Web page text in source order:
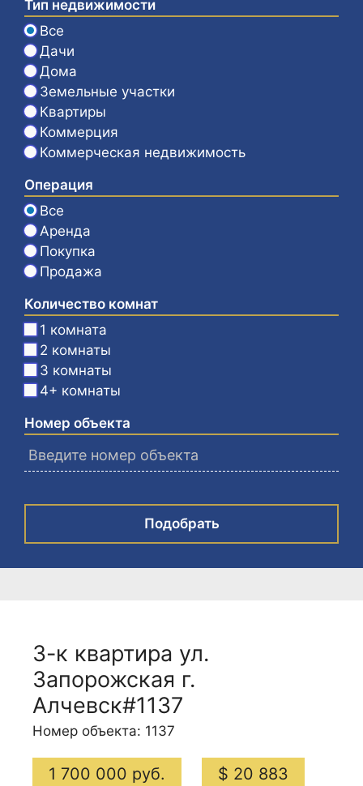
3-к квартира ул.
Запорожская г.
Алчевск#1137
Номер объекта: 1137
1 700 000 руб. $ 20 883
Тип недвижимости
Все
Дачи
Дома
Земельные участки
Квартиры
Коммерция
Коммерческая недвижимость
Операция
Все
Аренда
Покупка
Продажа
Количество комнат
1 комната
2 комнаты
3 комнаты
4+ комнаты
Номер объекта
Подобрать